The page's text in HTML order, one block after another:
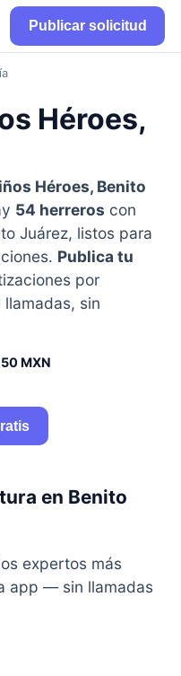
Publicar solicitud
Héroes,
Héroes, Benito
54 herreros con
Juárez, listos para
Publica tu
por
sin
MXN
en Benito
expertos más
app — sin llamadas